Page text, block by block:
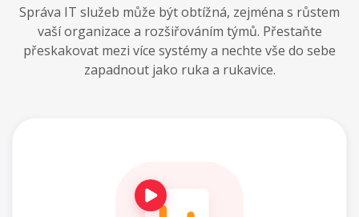
Správa IT služeb může být obtížná, zejména s růstem
vaší organizace a rozšiřováním týmů. Přestaňte
přeskakovat mezi více systémy a nechte vše do sebe
zapadnout jako ruka a rukavice.